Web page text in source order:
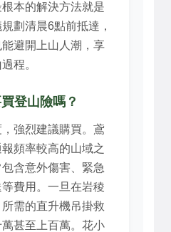
本的解決方法就是
規劃清晨6點前抵達，
避開上山人潮，享
程。
登山險嗎？
強烈建議購買。鳶
頻率較高的山域之
含意外傷害、緊急
費用。一旦在岩稜
需的直升機吊掛救
甚至上百萬。花小